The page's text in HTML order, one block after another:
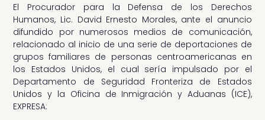
El Procurador para la Defensa de los Derechos
Humanos, Lic. David Ernesto Morales, ante el anuncio
difundido por numerosos medios de comunicación,
relacionado al inicio de una serie de deportaciones de
grupos familiares de personas centroamericanas en
los Estados Unidos, el cual sería impulsado por el
Departamento de Seguridad Fronteriza de Estados
Unidos y la Oficina de Inmigración y Aduanas (ICE),
EXPRESA: